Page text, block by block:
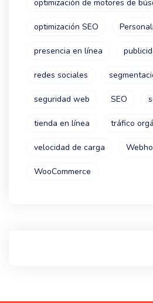
optimización de motores de
optimización SEO
presencia en línea
redes sociales
seguridad web SEO
tienda en línea tráfico
velocidad de carga
WooCommerce